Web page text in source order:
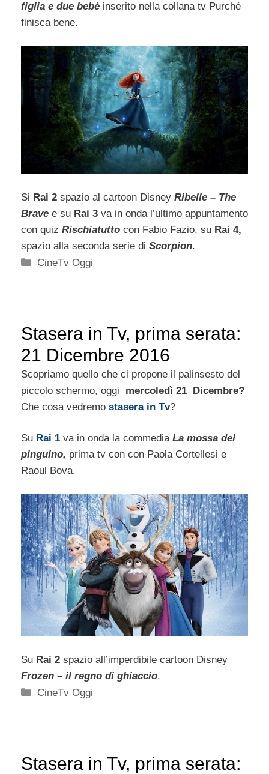
figlia e due bebè inserito nella collana tv Purché
finisca bene.
Si Rai 2 spazio al cartoon Disney Ribelle – The
Brave e su Rai 3 va in onda l’ultimo appuntamento
con quiz Rischiatutto con Fabio Fazio, su Rai 4,
spazio alla seconda serie di Scorpion.
Categorie
CineTv Oggi
Stasera in Tv, prima serata:
21 Dicembre 2016
Scopriamo quello che ci propone il palinsesto del
piccolo schermo, oggi
mercoledì 21 Dicembre?
Che cosa vedremo staserain Tv?
Su Rai 1 va in onda la commedia La mossa del
pinguino, prima tv con con Paola Cortellesi e
Raoul Bova.
Su Rai 2 spazio all’imperdibile cartoon Disney
Frozen – il regno di ghiaccio.
Categorie
CineTv Oggi
Stasera in Tv, prima serata: